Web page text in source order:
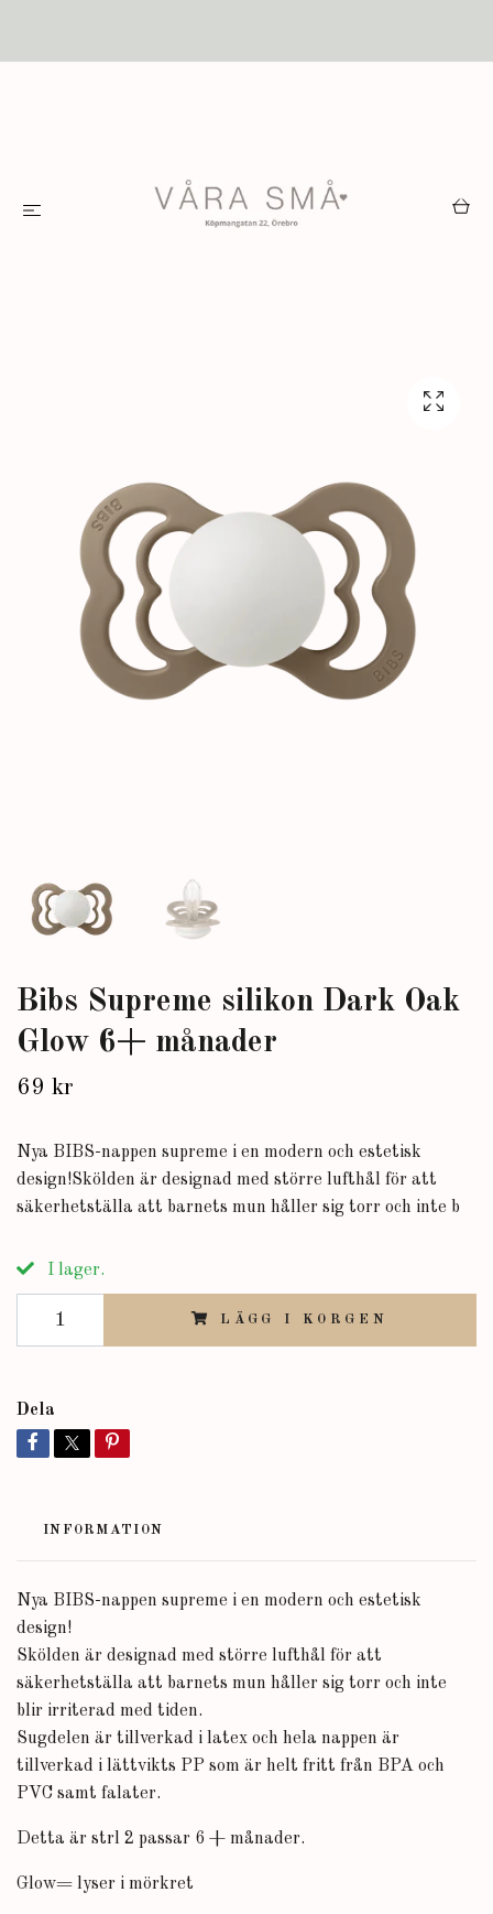
Bibs Supreme silikon Dark Oak
Glow 6+ månader
69 kr
Nya BIBS-nappen supreme i en modern och estetisk
design!Skölden är designad med större lufthål för att
säkerhetställa att barnets mun håller sig torr och inte b
I lager.
LÄGG I KORGEN
Dela
INFORMATION
Nya BIBS-nappen supreme i en modern och estetisk
design!
Skölden är designad med större lufthål för att
säkerhetställa att barnets mun håller sig torr och inte
blir irriterad med tiden.
Sugdelen är tillverkad i latex och hela nappen är
tillverkad i lättvikts PP som är helt fritt från BPA och
PVC samt falater.
Detta är strl 2 passar 6 + månader.
Glow= lyser i mörkret